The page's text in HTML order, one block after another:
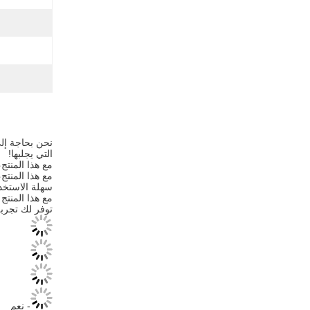
نحن بحاجة
التي يجلبها!
مع هذا
مع هذا
سهلة
مع هذا
توفر لك
- نعم